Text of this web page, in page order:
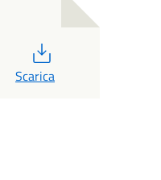
Scarica